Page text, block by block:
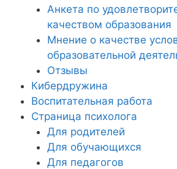
Анкета по
качеством образования
Мнение о качестве
образовательной
Отзывы
Кибердружина
Воспитательная работа
Страница психолога
Для родителей
Для обучающихся
Для педагогов